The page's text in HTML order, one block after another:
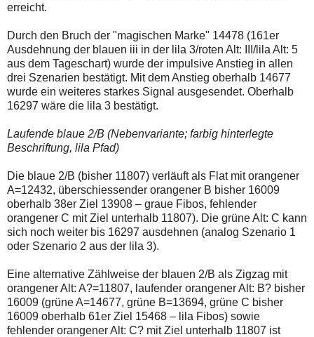
erreicht.
Durch den Bruch der "magischen Marke" 14478 (161er
Ausdehnung der blauen iii in der lila 3/roten Alt: III/lila Alt: 5
aus dem Tageschart) wurde der impulsive Anstieg in allen
drei Szenarien bestätigt. Mit dem Anstieg oberhalb 14677
wurde ein weiteres starkes Signal ausgesendet. Oberhalb
16297 wäre die lila 3 bestätigt.
Laufende blaue 2/B (Nebenvariante; farbig hinterlegte
Beschriftung, lila Pfad)
Die blaue 2/B (bisher 11807) verläuft als Flat mit orangener
A=12432, überschiessender orangener B bisher 16009
oberhalb 38er Ziel 13908 – graue Fibos, fehlender
orangener C mit Ziel unterhalb 11807). Die grüne Alt: C kann
sich noch weiter bis 16297 ausdehnen (analog Szenario 1
oder Szenario 2 aus der lila 3).
Eine alternative Zählweise der blauen 2/B als Zigzag mit
orangener Alt: A?=11807, laufender orangener Alt: B? bisher
16009 (grüne A=14677, grüne B=13694, grüne C bisher
16009 oberhalb 61er Ziel 15468 – lila Fibos) sowie
fehlender orangener Alt: C? mit Ziel unterhalb 11807 ist